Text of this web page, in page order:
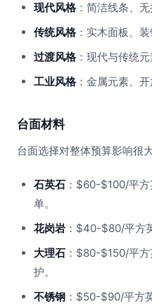
现代风格：简洁线条、无
传统风格：实木面板、装
过渡风格：现代与传统元
工业风格：金属元素、开
台面材料
台面选择对整体预算影响很
石英石 ：$60-$100/平
单。
花岗岩 ：$40-$80/平方
大理石 ：$80-$150/平
护。
不锈钢 ：$50-$90/平方